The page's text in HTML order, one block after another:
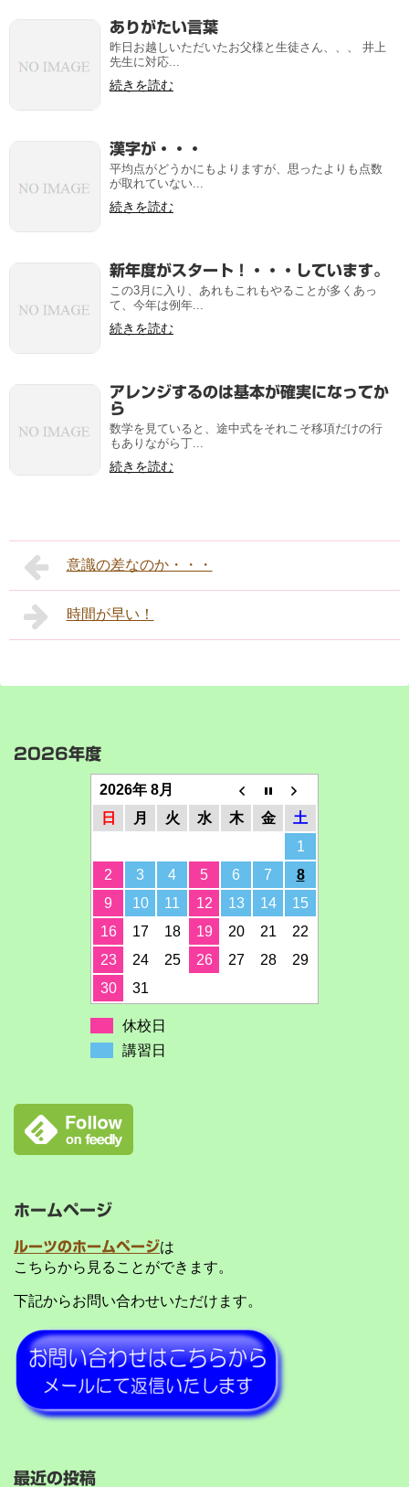
ありがたい言葉
昨日お越しいただいたお父様と生徒さん、、、 井上
先生に対応...
続きを読む
漢字が・・・
平均点がどうかにもよりますが、思ったよりも点数
が取れていない...
続きを読む
新年度がスタート！・・・しています。
この3月に入り、あれもこれもやることが多くあっ
て、今年は例年...
続きを読む
アレンジするのは基本が確実になってか
ら
数学を見ていると、途中式をそれこそ移項だけの行
もありながら丁...
続きを読む
意識の差なのか・・・
時間が早い！
2026年度
2026年 8月
日
月 火 水 木 金
土
1
2
3 4 5 6 7
8
9
10 11 12 13 14
15
16
17 18 19 20 21
22
23
24 25 26 27 28
29
30
31
休校日
講習日
ホームページ
ルーツのホームページは
こちらから見ることができます。
下記からお問い合わせいただけます。
最近の投稿